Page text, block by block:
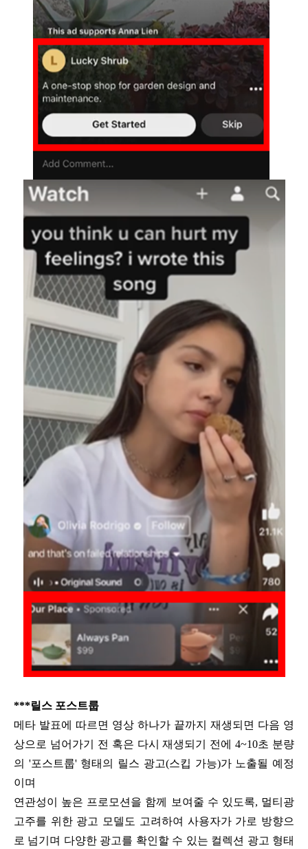
***릴스 포스트룹
메타 발표에 따르면 영상 하나가 끝까지 재생되면 다음 영
상으로 넘어가기 전 혹은 다시 재생되기 전에 4~10초 분량
의 '포스트룹' 형태의 릴스 광고(스킵 가능)가 노출될 예정
이며
연관성이 높은 프로모션을 함께 보여줄 수 있도록, 멀티광
고주를 위한 광고 모델도 고려하여 사용자가 가로 방향으
로 넘기며 다양한 광고를 확인할 수 있는 컬렉션 광고 형태